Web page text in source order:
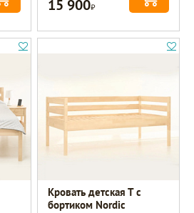
15 900Р
Кровать детская Т с
бортиком Nordic